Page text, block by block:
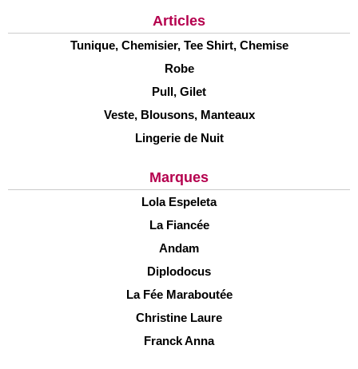
Articles
Tunique, Chemisier, Tee Shirt, Chemise
Robe
Pull, Gilet
Veste, Blousons, Manteaux
Lingerie de Nuit
Marques
Lola Espeleta
La Fiancée
Andam
Diplodocus
La Fée Maraboutée
Christine Laure
Franck Anna